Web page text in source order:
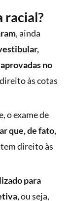
racial?
, ainda
aprovadas no
às cotas
o exame de
que, de fato,
direito às
para
ou seja,